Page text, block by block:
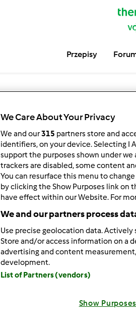
Przepisy
We Care About Your Privacy
We and our315 partners store and
identifiers, on your device. Selecting I
support the purposes shown under
trackers are disabled, some content
You can resurface this menu to
by clicking the Show Purposes link on
have effect within our Website. For
We and our partners process
Use precise geolocation data.
Store and/or access information on a
advertising and content
development.
List of Partners (vendors)
Show Purposes